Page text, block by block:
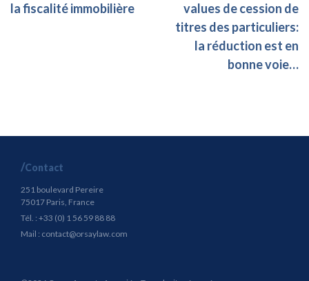
la fiscalité immobilière
values de cession de
titres des particuliers:
la réduction est en
bonne voie…
Contact
251 boulevard Pereire
75017 Paris, France
Tél. : +33 (0) 1 56 59 88 88
Mail : contact@orsaylaw.com